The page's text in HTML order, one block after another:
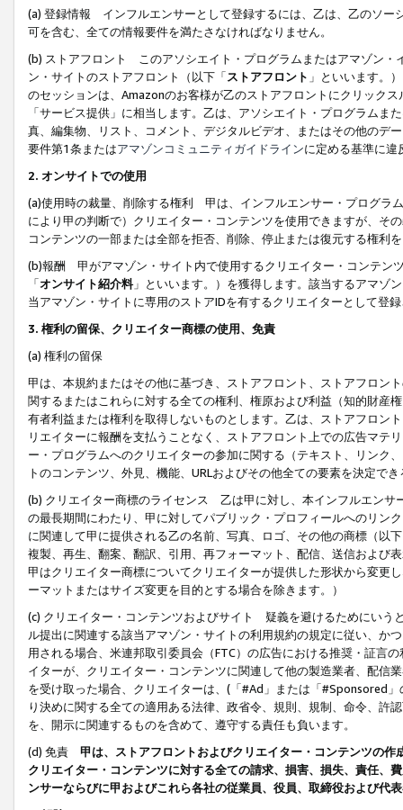
(a) 登録情報 インフルエンサーとして登録するには、乙は、乙のソー
可を含む、全ての情報要件を満たさなければなりません。
(b) ストアフロント このアソシエイト・プログラムまたはアマゾン・
ン・サイトのストアフロント（以下「ストアフロント 」といいます。
のセッションは、Amazonのお客様が乙のストアフロントにクリック
「サービス提供」に相当します。乙は、アソシエイト・プログラム
真、編集物、リスト、コメント、デジタルビデオ、またはその他のデ
要件第1条またはアマゾンコミュニティガイドラインに定める基準に違
2. オンサイトでの使用
(a)使用時の裁量、削除する権利 甲は、インフルエンサー・プログラ
により甲の判断で）クリエイター・コンテンツを使用できますが、そ
コンテンツの一部または全部を拒否、削除、停止または復元する権利
(b)報酬 甲がアマゾン・サイト内で使用するクリエイター・コンテン
「オンサイト紹介料」といいます。）を獲得します。該当するアマゾ
当アマゾン・サイトに専用のストアIDを有するクリエイターとして登
3. 権利の留保、クリエイター商標の使用、免責
(a) 権利の留保
甲は、本規約またはその他に基づき、ストアフロント、ストアフロン
関するまたはこれらに対する全ての権利、権原および利益（知的財産
有者利益または権利を取得しないものとします。乙は、ストアフロン
リエイターに報酬を支払うことなく、ストアフロント上での広告マテ
ー・プログラムへのクリエイターの参加に関する（テキスト、リンク
トのコンテンツ、外見、機能、URLおよびその他全ての要素を決定で
(b) クリエイター商標のライセンス 乙は甲に対し、本インフルエンサ
の最長期間にわたり、甲に対してパブリック・プロフィールへのリン
に関連して甲に提供される乙の名前、写真、ロゴ、その他の商標（以
複製、再生、翻案、翻訳、引用、再フォーマット、配信、送信および
甲はクリエイター商標についてクリエイターが提供した形状から変更
ーマットまたはサイズ変更を目的とする場合を除きます。）
(c) クリエイター・コンテンツおよびサイト 疑義を避けるためにいう
ル提出に関連する該当アマゾン・サイトの利用規約の規定に従い、か
用される場合、米連邦取引委員会（FTC）の広告における推奨・証言
イターが、クリエイター・コンテンツに関連して他の製造業者、配信
を受け取った場合、クリエイターは、(「#Ad」または「#Sponsored
り決めに関する全ての適用ある法律、政省令、規則、規制、命令、許
を、開示に関連するものを含めて、遵守する責任も負います。
(d) 免責 甲は、ストアフロントおよびクリエイター・コンテンツの
クリエイター・コンテンツに対する全ての請求、損害、損失、責任、
ンサーならびに甲およびこれら各社の従業員、役員、取締役および代